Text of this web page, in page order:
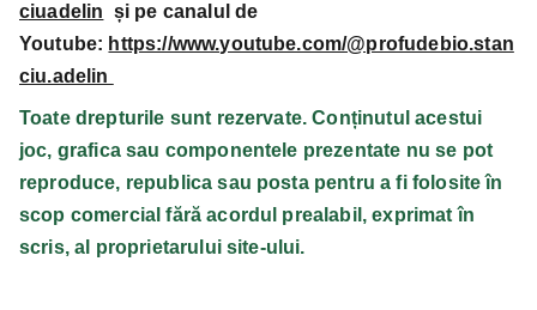
ciuadelin și pe canalul de
Youtube: https://www.youtube.com/@profudebio.stan
ciu.adelin
Toate drepturile sunt rezervate. Conținutul acestui
joc, grafica sau componentele prezentate nu se pot
reproduce, republica sau posta pentru a fi folosite în
scop comercial fără acordul prealabil, exprimat în
scris, al proprietarului site-ului.